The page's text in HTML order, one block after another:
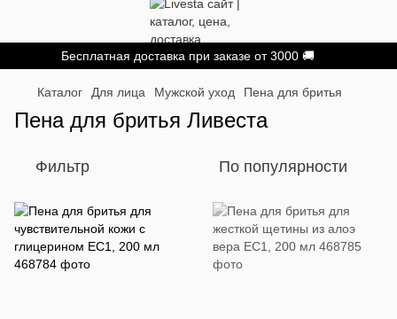
Бесплатная доставка при заказе от 3000 🚚
Каталог Для лица Мужской уход Пена для бритья
Пена для бритья Ливеста
Фильтр По популярности